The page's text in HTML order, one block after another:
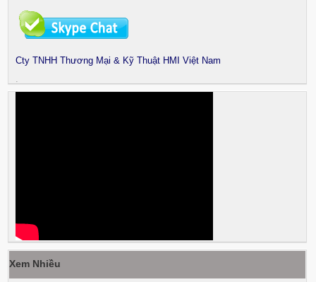
Cty TNHH Thương Mại & Kỹ Thuật HMI Việt Nam
Xem Nhiều